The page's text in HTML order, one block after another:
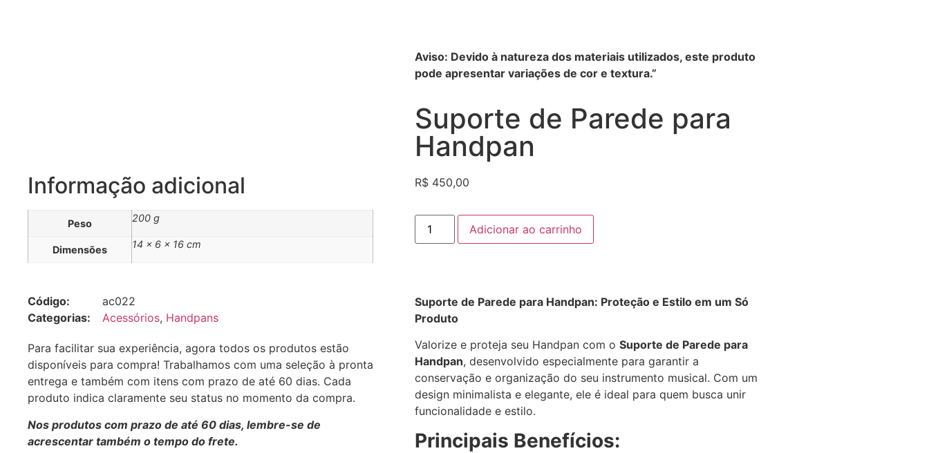
Informação adicional
Peso 200 g
Dimensões 14 × 6 × 16 cm
Código:
ac022
Categorias:
Acessórios, Handpans
Para facilitar sua experiência, agora todos os produtos estão
disponíveis para compra! Trabalhamos com uma seleção à pronta
entrega e também com itens com prazo de até 60 dias. Cada
produto indica claramente seu status no momento da compra.
Nos produtos com prazo de até 60 dias, lembre-se de
acrescentar também o tempo do frete.
Aviso: Devido à natureza dos materiais utilizados, este produto
pode apresentar variações de cor e textura.”
Suporte de Parede para
Handpan
R$ 450,00
Adicionar ao carrinho
Suporte de Parede para Handpan: Proteção e Estilo em um Só
Produto
Valorize e proteja seu Handpan com o Suporte de Parede para
Handpan, desenvolvido especialmente para garantir a
conservação e organização do seu instrumento musical. Com um
design minimalista e elegante, ele é ideal para quem busca unir
funcionalidade e estilo.
Principais Benefícios: